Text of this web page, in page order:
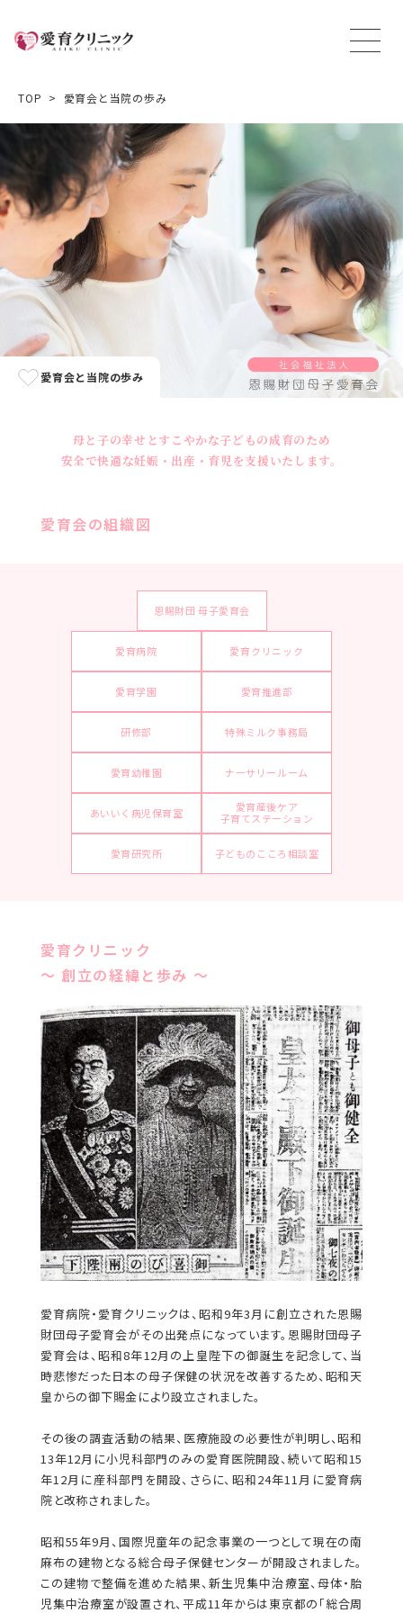
TOP 愛育会と当院の歩み
愛育会と当院の歩み
母と子の幸せとすこやかな子どもの成育のため
安全で快適な妊娠・出産・育児を支援いたします。
愛育会の組織図
恩賜財団 母子愛育会
愛育病院 愛育クリニック
愛育学園 愛育推進部
研修部 特殊ミルク事務局
愛育幼稚園 ナーサリールーム
あいいく病児保育室
愛育産後ケア
子育てステーション
愛育研究所 子どものこころ相談室
愛育クリニック
～ 創立の経緯と歩み ～
愛育病院・愛育クリニックは、昭和9年3月に創立された恩賜
財団母子愛育会がその出発点になっています。恩賜財団母子
愛育会は、昭和8年12月の上皇陛下の御誕生を記念して、当
時悲惨だった日本の母子保健の状況を改善するため、昭和天
皇からの御下賜金により設立されました。
その後の調査活動の結果、医療施設の必要性が判明し、昭和
13年12月に小児科部門のみの愛育医院開設、続いて昭和15
年12月に産科部門を開設、さらに、昭和24年11月に愛育病
院と改称されました。
昭和55年9月、国際児童年の記念事業の一つとして現在の南
麻布の建物となる総合母子保健センターが開設されました。
この建物で整備を進めた結果、新生児集中治療室、母体・胎
児集中治療室が設置され、平成11年からは東京都の「総合周